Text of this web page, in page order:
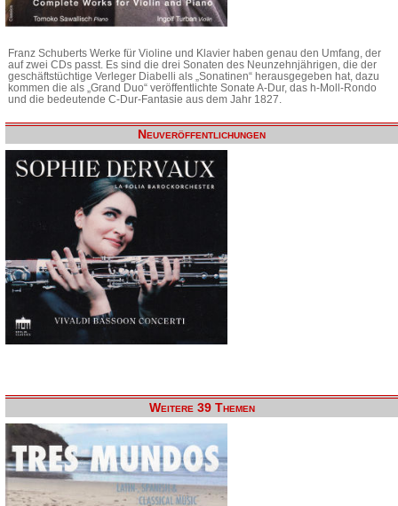
Franz Schuberts Werke für Violine und Klavier haben genau den Umfang, der
auf zwei CDs passt. Es sind die drei Sonaten des Neunzehnjährigen, die der
geschäftstüchtige Verleger Diabelli als „Sonatinen“ herausgegeben hat, dazu
kommen die als „Grand Duo“ veröffentlichte Sonate A-Dur, das h-Moll-Rondo
und die bedeutende C-Dur-Fantasie aus dem Jahr 1827.
Neuveröffentlichungen
Weitere 39 Themen